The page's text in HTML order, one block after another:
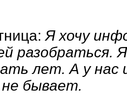
Я хочу
разобраться.
лет. А у нас
бывает.